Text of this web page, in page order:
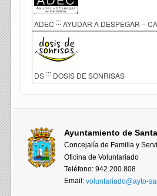
ADEC ::: AYUDAR A DESPEGAR –
DS ::: DOSIS DE SONRISAS
Ayuntamiento de
Concejalía de Familia y
Oficina de Voluntariado
Teléfono: 942.200.808
Email:voluntariado@ayto-